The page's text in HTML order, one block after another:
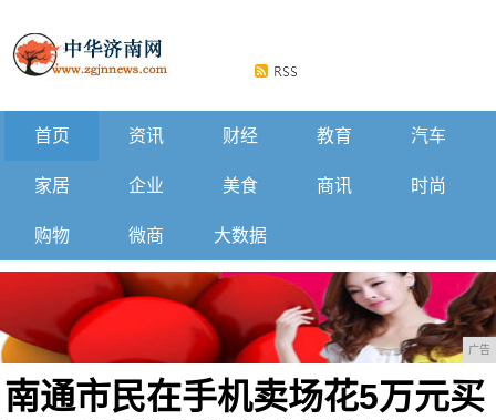
首页 资讯 财经 教育 汽车
家居 企业 美食 商讯 时尚
购物 微商 大数据
广告
南通市民在手机卖场花5万元买